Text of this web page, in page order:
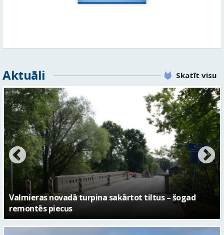
Aktuāli Skatīt visu
No pagaidu teātra līdz laikmetīgās kultūras centram
– kā attīstīsies “Kurtuve”